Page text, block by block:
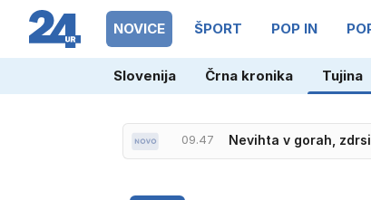
NOVICE ŠPORT POP IN
Slovenija Črna kronika Tujina
09.47 Nevihta v gorah,